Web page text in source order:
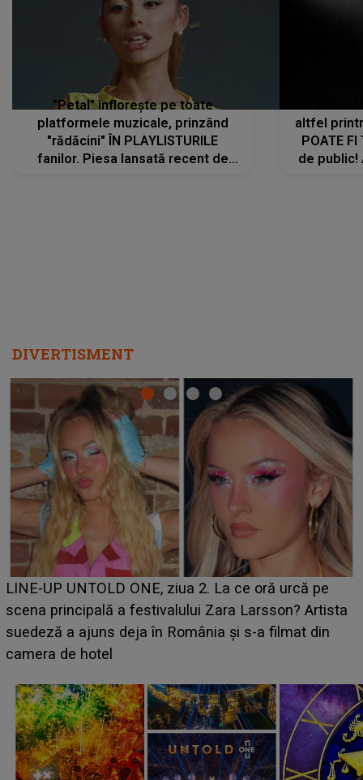
"Petal" înflorește pe toate
platformele muzicale, prinzând
"rădăcini" ÎN PLAYLISTURILE
fanilor. Piesa lansată recent de
altfel
POATE FI
de public!
DIVERTISMENT
pe
Artista
din
Ce a dezvăluit noua concurentă din "Casa
luat prin surprindere pe Emanuel. CINE
BĂIATUL VIZAT de Alexandra?! Aflându-se
faptului împlinit, A RECUNOSCUT IMEDIAT: